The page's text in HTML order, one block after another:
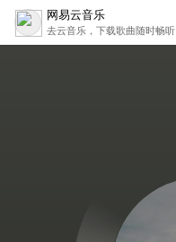
网易云音乐
去云音乐，下载歌曲随时畅听